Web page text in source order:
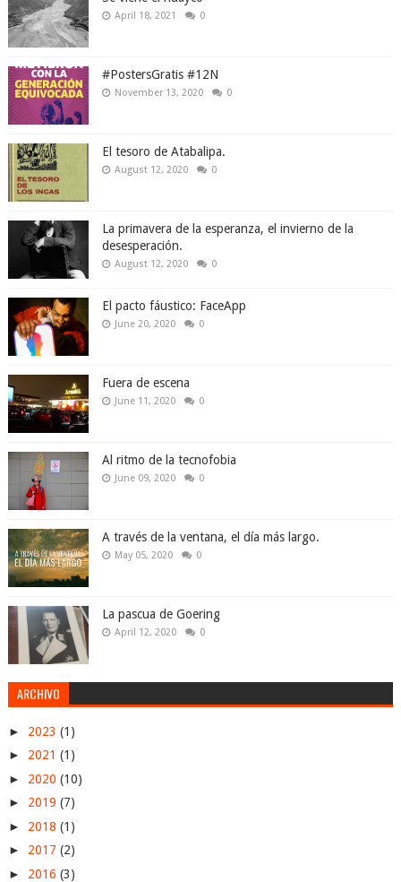
April 18, 2021 0
#PostersGratis #12N
November 13, 2020 0
El tesoro de Atabalipa.
August 12, 2020 0
La primavera de la esperanza, el invierno de la
desesperación.
August 12, 2020 0
El pacto fáustico: FaceApp
June 20, 2020 0
Fuera de escena
June 11, 2020 0
Al ritmo de la tecnofobia
June 09, 2020 0
A través de la ventana, el día más largo.
May 05, 2020 0
La pascua de Goering
April 12, 2020 0
ARCHIVO
► 2023 (1)
► 2021 (1)
► 2020 (10)
► 2019 (7)
► 2018 (1)
► 2017 (2)
► 2016 (3)